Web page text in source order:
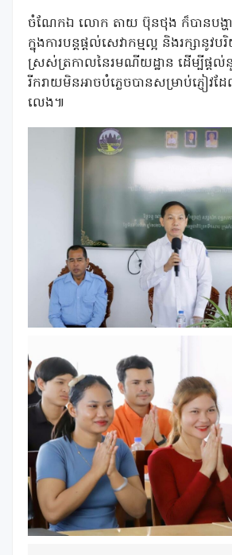
ចំណែកឯ លោក តាយ ប៊ុនថុង ក៏បានបង្ហាញពី
ក្នុងការបន្តផ្តល់សេវាកម្មល្អ និងរក្សានូវ
ស្រស់ត្រកាលនៃរមណីយដ្ឋាន ដើម្បីផ្ត
រីករាយមិនអាចបំភ្លេចបានសម្រាប់ភ្ញៀវដ
លេង៕